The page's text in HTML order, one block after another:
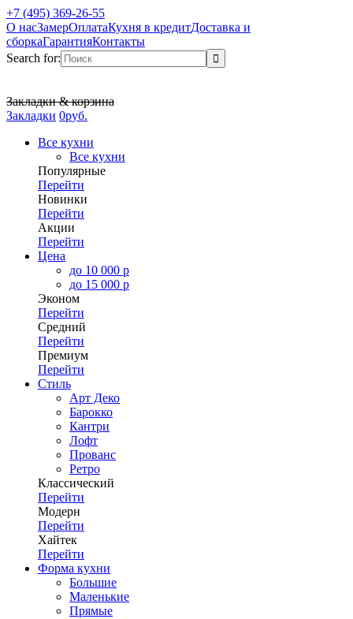
+7 (495) 369-26-55
О насЗамерОплатаКухня в кредитДоставка и
сборкаГарантияКонтакты
Search for:
Закладки & корзина
Закладки 0руб.
Все кухни
Все кухни
Популярные
Перейти
Новинки
Перейти
Акции
Перейти
Цена
до 10 000 р
до 15 000 р
Эконом
Перейти
Средний
Перейти
Премиум
Перейти
Стиль
Арт Деко
Барокко
Кантри
Лофт
Прованс
Ретро
Классический
Перейти
Модерн
Перейти
Хайтек
Перейти
Форма кухни
Большие
Маленькие
Прямые